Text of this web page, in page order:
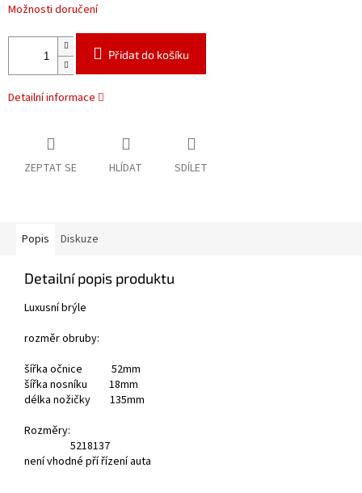
Možnosti doručení
Přidat do košíku
Detailní informace
ZEPTAT SE HLÍDAT SDÍLET
Popis Diskuze
Detailní popis produktu
Luxusní brýle
rozměr obruby:
šířka očnice 52mm
šířka nosníku 18mm
délka nožičky 135mm
Rozměry:
5218137
není vhodné pří řízení auta